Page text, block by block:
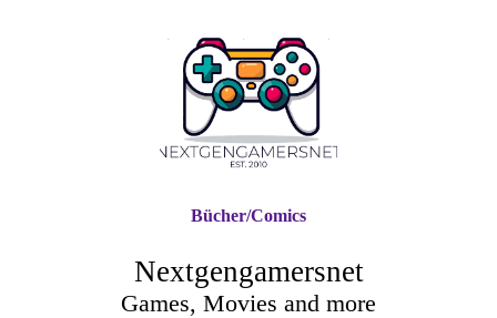
Nextgengamersnet
Games, Movies and more
Bücher/Comics